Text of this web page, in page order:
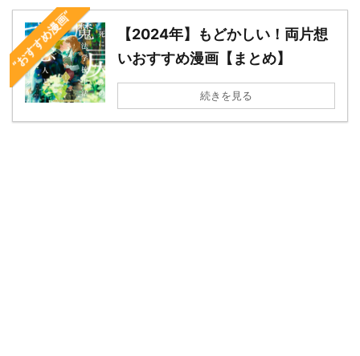
“おすすめ漫画”
【2024年】もどかしい！両片想
いおすすめ漫画【まとめ】
続きを見る